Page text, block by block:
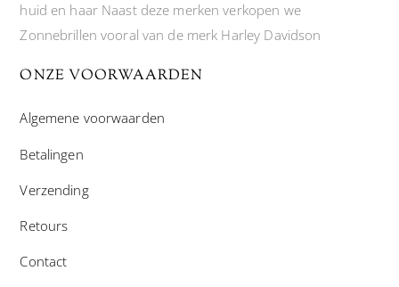
huid en haar Naast deze merken verkopen we
Zonnebrillen vooral van de merk Harley Davidson
ONZE VOORWAARDEN
Algemene voorwaarden
Betalingen
Verzending
Retours
Contact